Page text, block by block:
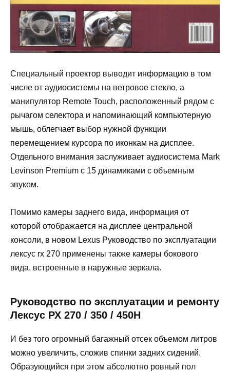
Специальный проектор выводит информацию в том
числе от аудиосистемы на ветровое стекло, а
манипулятор Remote Touch, расположенный рядом с
рычагом селектора и напоминающий компьютерную
мышь, облегчает выбор нужной функции
перемещением курсора по иконкам на дисплее.
Отдельного внимания заслуживает аудиосистема Mark
Levinson Premium с 15 динамиками с объемным
звуком.
Помимо камеры заднего вида, информация от
которой отображается на дисплее центральной
консоли, в новом Lexus Руководство по эксплуатации
лексус rx 270 применены также камеры бокового
вида, встроенные в наружные зеркала.
Руководство по эксплуатации и ремонту
Лексус РХ 270 / 350 / 450Н
И без того огромный багажный отсек объемом литров
можно увеличить, сложив спинки задних сидений.
Образующийся при этом абсолютно ровный пол